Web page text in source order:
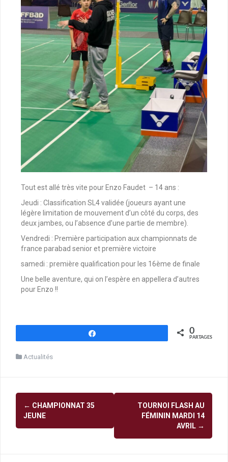
Tout est allé très vite pour Enzo Faudet – 14 ans :
Jeudi : Classification SL4 validée (joueurs ayant une
légère limitation de mouvement d’un côté du corps, des
deux jambes, ou l’absence d’une partie de membre).
Vendredi : Première participation aux championnats de
france parabad senior et première victoire
samedi : première qualification pour les 16ème de finale
Une belle aventure, qui on l’espère en appellera d’autres
pour Enzo !!
0
PARTAGES
Actualités
← CHAMPIONNAT 35
JEUNE
TOURNOI FLASH AU
FÉMININ MARDI 14
AVRIL →